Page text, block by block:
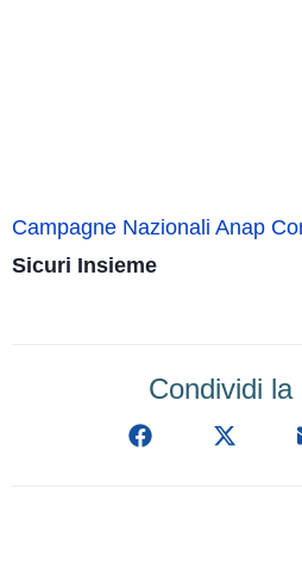
Campagne Nazionali Anap
Sicuri Insieme
Condividi la